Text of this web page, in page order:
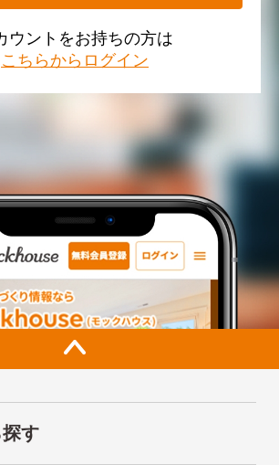
ウントをお持ちの方は
こちらからログイン
す